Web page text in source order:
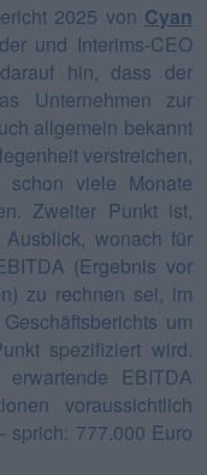
2025 von Cyan
und Interims-CEO
hin, dass der
Unternehmen zur
allgemein bekannt
verstreichen,
viele Monate
Zweiter Punkt ist,
wonach für
(Ergebnis vor
zu rechnen sei, im
um
spezifiziert wird.
EBITDA
voraussichtlich
sprich: 777.000 Euro